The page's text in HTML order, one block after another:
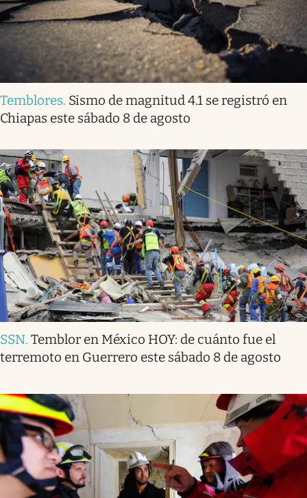
Temblores. Sismo de magnitud 4.1 se registró en
Chiapas este sábado 8 de agosto
SSN. Temblor en México HOY: de cuánto fue el
terremoto en Guerrero este sábado 8 de agosto